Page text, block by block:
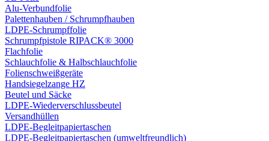
Alu-Verbundfolie
Palettenhauben / Schrumpfhauben
LDPE-Schrumpffolie
Schrumpfpistole RIPACK® 3000
Flachfolie
Schlauchfolie & Halbschlauchfolie
Folienschweißgeräte
Handsiegelzange HZ
Beutel und Säcke
LDPE-Wiederverschlussbeutel
Versandhüllen
LDPE-Begleitpapiertaschen
LDPE-Begleitpapiertaschen (umweltfreundlich)